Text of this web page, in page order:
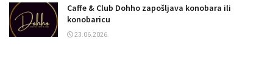
Caffe & Club Dohho zapošljava konobara ili
konobaricu
23.06.2026.